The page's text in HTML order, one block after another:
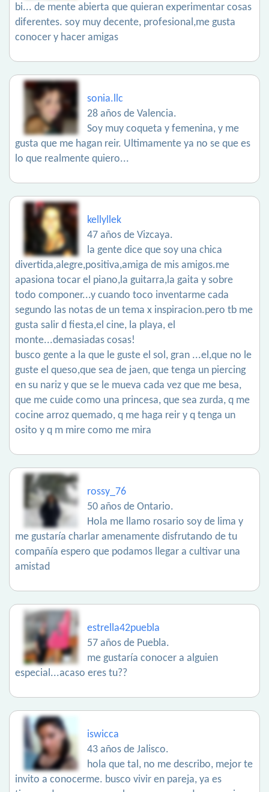
bi... de mente abierta que quieran experimentar cosas
diferentes. soy muy decente, profesional,me gusta
conocer y hacer amigas
sonia.llc
28 años de Valencia.
Soy muy coqueta y femenina, y me
gusta que me hagan reir. Ultimamente ya no se que es
lo que realmente quiero...
kellyllek
47 años de Vizcaya.
la gente dice que soy una chica
divertida,alegre,positiva,amiga de mis amigos.me
apasiona tocar el piano,la guitarra,la gaita y sobre
todo componer...y cuando toco inventarme cada
segundo las notas de un tema x inspiracion.pero tb me
gusta salir d fiesta,el cine, la playa, el
monte...demasiadas cosas!
busco gente a la que le guste el sol, gran ...el,que no le
guste el queso,que sea de jaen, que tenga un piercing
en su nariz y que se le mueva cada vez que me besa,
que me cuide como una princesa, que sea zurda, q me
cocine arroz quemado, q me haga reir y q tenga un
osito y q m mire como me mira
rossy_76
50 años de Ontario.
Hola me llamo rosario soy de lima y
me gustaría charlar amenamente disfrutando de tu
compañía espero que podamos llegar a cultivar una
amistad
estrella42puebla
57 años de Puebla.
me gustaría conocer a alguien
especial...acaso eres tu??
iswicca
43 años de Jalisco.
hola que tal, no me describo, mejor te
invito a conocerme. busco vivir en pareja, ya es